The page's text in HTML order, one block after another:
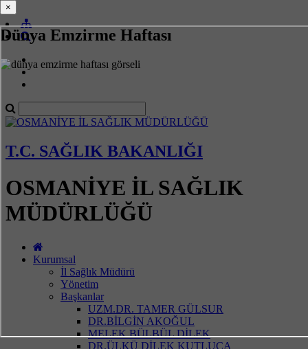
Dünya Emzirme Haftası
T.C. SAĞLIK BAKANLIĞI
OSMANİYE İL SAĞLIK
MÜDÜRLÜĞÜ
Kurumsal
İl Sağlık Müdürü
Yönetim
Başkanlar
UZM.DR. TAMER GÜLSUR
DR.BİLGİN AKOĞUL
MELEK BÜLBÜL DİLEK
DR.ÜLKÜ DİLEK KUTLUCA
×